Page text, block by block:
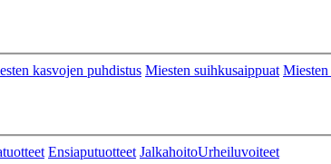
kasvojen puhdistus Miesten suihkusaippuat
Ensiaputuotteet JalkahoitoUrheiluvoiteet